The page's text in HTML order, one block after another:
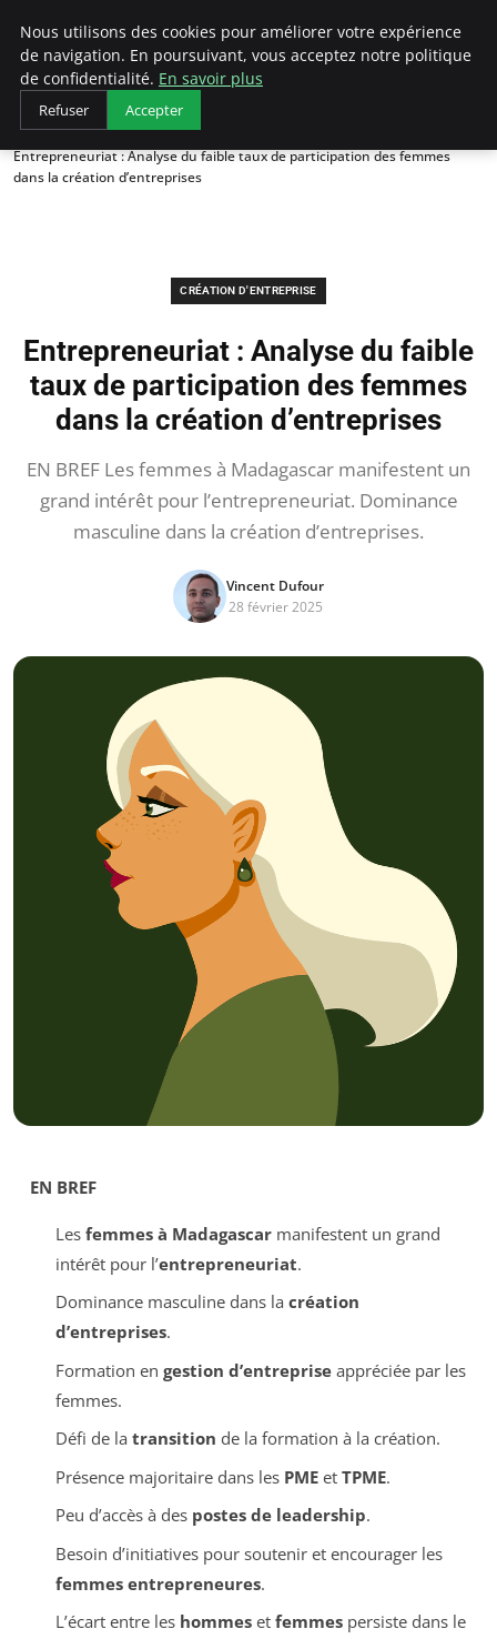
LECFCM
Accueil
Création d'entreprise
Entrepreneuriat : Analyse du faible taux de participation des femmes
dans la création d’entreprises
CRÉATION D'ENTREPRISE
Entrepreneuriat : Analyse du faible
taux de participation des femmes
dans la création d’entreprises
EN BREF Les femmes à Madagascar manifestent un
grand intérêt pour l’entrepreneuriat. Dominance
masculine dans la création d’entreprises.
Vincent Dufour
28 février 2025
EN BREF
Les femmes à Madagascarmanifestent un grand
intérêt pour l’entrepreneuriat.
Dominance masculine dans la création
d’entreprises.
Formation en gestion d’entrepriseappréciée par les
femmes.
Défi de la transition de la formation à la création.
Présence majoritaire dans les PMEet TPME.
Peu d’accès à des postes de leadership.
Besoin d’initiatives pour soutenir et encourager les
femmes entrepreneures.
L’écart entre les hommeset femmespersiste dans le
Nous utilisons des cookies pour améliorer votre expérience
de navigation. En poursuivant, vous acceptez notre politique
de confidentialité. En savoir plus
Refuser Accepter